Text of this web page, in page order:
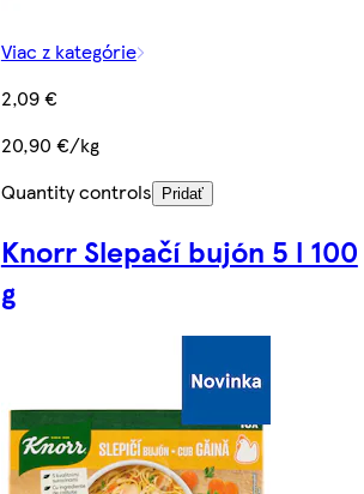
Viac z kategórie
2,09 €
20,90 €/kg
Quantity controls
Pridať
Knorr Slepačí bujón 5 l 100
g